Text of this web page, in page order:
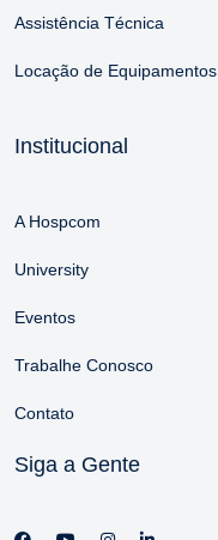
Assistência Técnica
Locação de Equipamentos
Institucional
A Hospcom
University
Eventos
Trabalhe Conosco
Contato
Siga a Gente